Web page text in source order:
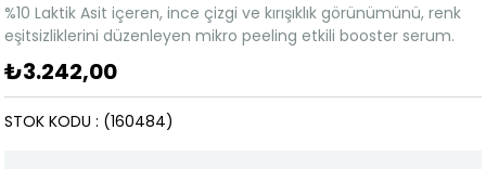
%10 Laktik Asit içeren, ince çizgi ve kırışıklık görünümünü, renk
eşitsizliklerini düzenleyen mikro peeling etkili booster serum.
₺3.242,00
(160484)
STOK KODU